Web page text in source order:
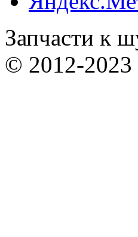
Запчасти к
© 2012-2023